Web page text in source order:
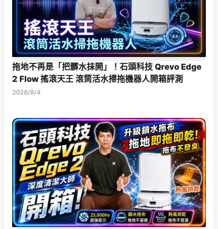
拖地不再是「把髒水抹開」！石頭科技 Qrevo Edge
2 Flow 搖滾天王 滾筒活水掃拖機器人開箱評測
2026/8/4